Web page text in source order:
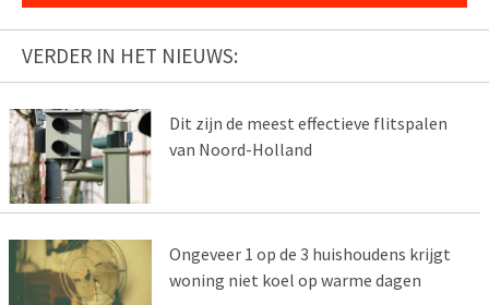
VERDER IN HET NIEUWS:
Dit zijn de meest effectieve flitspalen
van Noord-Holland
Ongeveer 1 op de 3 huishoudens krijgt
woning niet koel op warme dagen